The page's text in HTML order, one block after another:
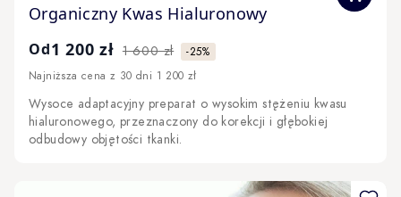
Organiczny Kwas Hialuronowy
Od1 200 zł 1 600 zł
-25%
Najniższa cena z 30 dni 1 200 zł
Wysoce adaptacyjny preparat o wysokim stężeniu kwasu
hialuronowego, przeznaczony do korekcji i głębokiej
odbudowy objętości tkanki.